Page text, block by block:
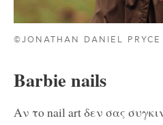
©JONATHAN DANIEL PRYCE
Barbie nails
Αν το nail art δεν σας